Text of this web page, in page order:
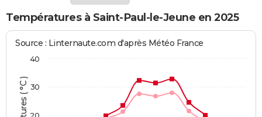
Températures à Saint-Paul-le-Jeune en 2025
Source : Linternaute.com d'après Météo France
20
30
40